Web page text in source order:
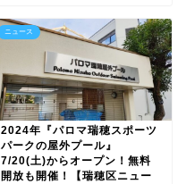
ニュース
2024年『パロマ瑞穂スポーツ
パークの屋外プール』
7/20(土)からオープン！無料
開放も開催！【瑞穂区ニュー